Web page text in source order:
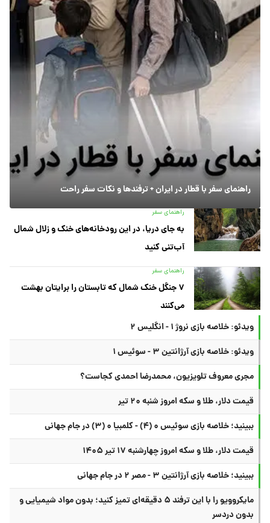
راهنمای سفر با قطار در ایران + ترفندها و نکات سفر راحت
راهنمای سفر
به جای دریا، در این رودخانه‌های خنک و زلال شمال
آب‌تنی کنید
راهنمای سفر
۷ جنگل خنک شمال که تابستان را برایتان بهشت
می‌کنند
ویدئو: خلاصه بازی نروژ ۱ - انگلیس ۲
ویدئو: خلاصه بازی آرژانتین ۳ - سوئیس ۱
مجری معروف تلویزیون، محمدرضا احمدی کجاست؟
قیمت دلار، طلا و سکه امروز شنبه ۲۰ تیر
ببینید؛ خلاصه بازی سوئیس ۰ (۴) - کلمبیا ۰ (۳) در جام جهانی
قیمت دلار، طلا و سکه امروز چهارشنبه ۱۷ تیر ۱۴۰۵
ببینید؛ خلاصه بازی آرژانتین ۳ - مصر ۲ در جام جهانی
مایکروویو را با این ترفند ۵ دقیقه‌ای تمیز کنید؛ بدون مواد شیمیایی و
بدون دردسر